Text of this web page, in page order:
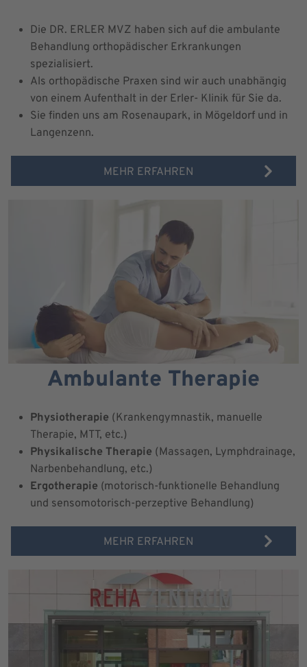
Die DR. ERLER MVZ haben sich auf die ambulante
Behandlung orthopädischer Erkrankungen
spezialisiert.
Als orthopädische Praxen sind wir auch unabhängig
von einem Aufenthalt in der Erler- Klinik für Sie da.
Sie finden uns am Rosenaupark, in Mögeldorf und in
Langenzenn.
MEHR ERFAHREN
Ambulante Therapie
Physiotherapie (Krankengymnastik, manuelle
Therapie, MTT, etc.)
Physikalische Therapie (Massagen, Lymphdrainage,
Narbenbehandlung, etc.)
Ergotherapie (motorisch-funktionelle Behandlung
und sensomotorisch-perzeptive Behandlung)
MEHR ERFAHREN